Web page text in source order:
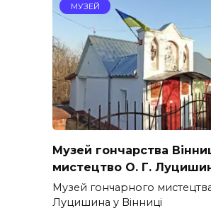
МУЗЕЙ
Музей гончарства
мистецтво О. Г.
Музей гончарного
Луцишина у Вінниці